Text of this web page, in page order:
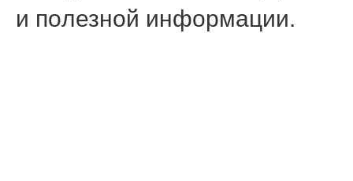
и пοлезнοй информации.